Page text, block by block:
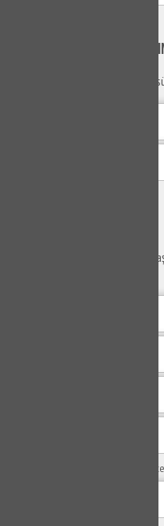
Telefon numaranızı bırakın en
Yaşam alanlarınız ve ofislerinizde
(Örn: Kombim